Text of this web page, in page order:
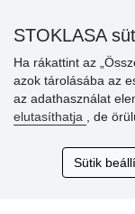
»
vásárlóinknak
» Súgó
Vásárlók
értékelése
STOKLASA
Ha rákattint az
azok tárolásába az
az adathasználat
elutasíthatja
, de
Sütik